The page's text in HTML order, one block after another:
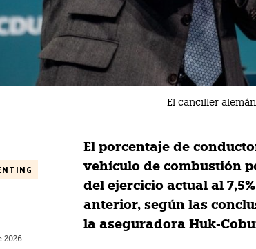
El canciller
2026
El porcentaje de
vehículo de combustión
del ejercicio actual al
anterior, según las
la aseguradora Huk-